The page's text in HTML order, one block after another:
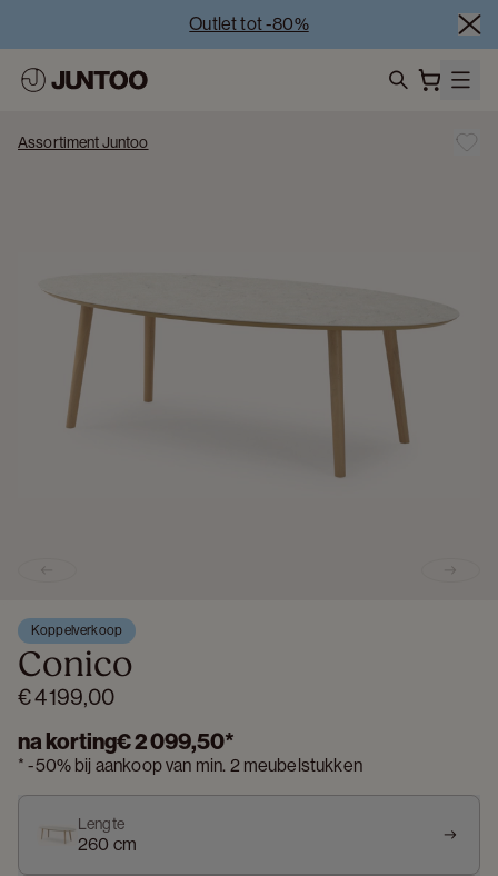
Outlet tot -80%
Assortiment Juntoo
Koppelverkoop
Conico
€ 4 199,00
na korting€ 2 099,50*
*-50% bij aankoop van min. 2 meubelstukken
Lengte
260 cm